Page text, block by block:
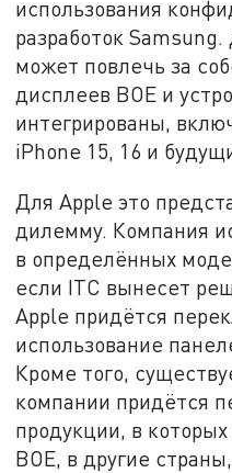
использования
разработок
может повлечь за
дисплеев BOE и
интегрированы,
iPhone 15, 16 и
Для Apple это
дилемму. Компания
в определённых
если ITC вынесет
Apple придётся
использование
Кроме того,
компании придётся
продукции, в
BOE, в другие